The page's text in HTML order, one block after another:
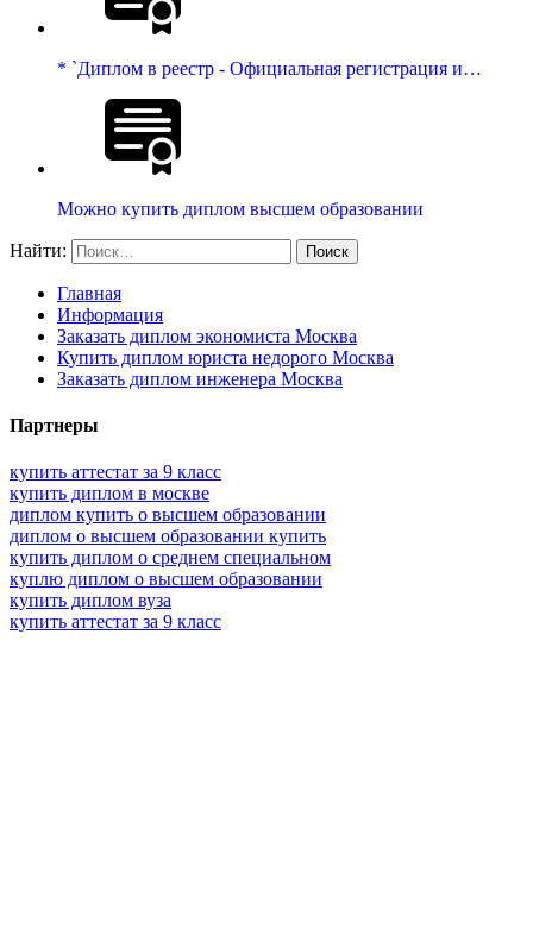
* `Диплом в реестр - Официальная регистрация и…
Можно купить диплом высшем образовании
Найти:
Главная
Информация
Заказать диплом экономиста Москва
Купить диплом юриста недорого Москва
Заказать диплом инженера Москва
Партнеры
купить аттестат за 9 класс
купить диплом в москве
диплом купить о высшем образовании
диплом о высшем образовании купить
купить диплом о среднем специальном
куплю диплом о высшем образовании
купить диплом вуза
купить аттестат за 9 класс